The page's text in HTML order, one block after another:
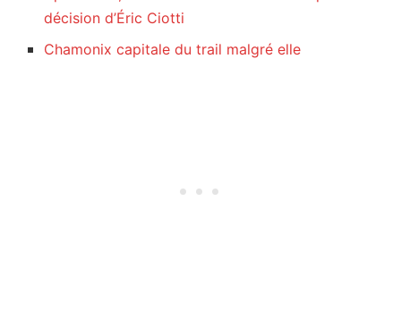
décision d’Éric Ciotti
Chamonix capitale du trail malgré elle